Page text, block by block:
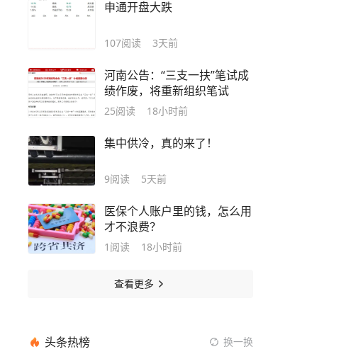
申通开盘大跌
107阅读 3天前
河南公告：“三支一扶”笔试成
绩作废，将重新组织笔试
25阅读 18小时前
集中供冷，真的来了！
9阅读 5天前
医保个人账户里的钱，怎么用
才不浪费？
1 阅读 18小时前
查看更多
头条热榜 换一换